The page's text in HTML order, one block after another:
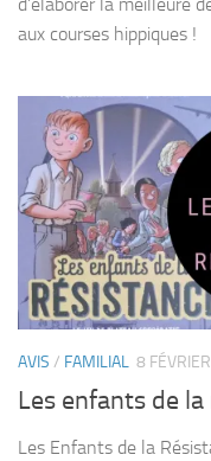
aux courses hippiques !
AVIS / FAMILIAL 8
Les enfants de
Les Enfants de la